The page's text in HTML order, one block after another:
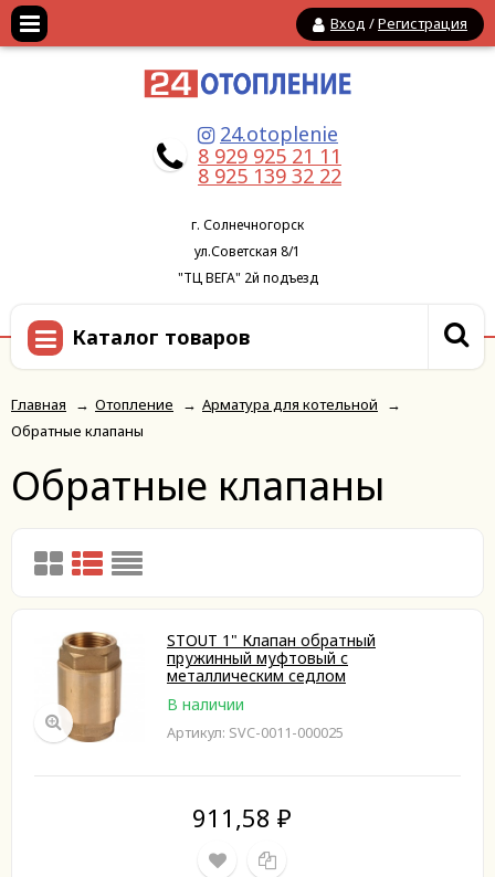
Вход /Регистрация
24.otoplenie
8 929 925 21 11
8 925 139 32 22
г. Солнечногорск
ул.Советская 8/1
"ТЦ ВЕГА" 2й подъезд
Каталог товаров
Главная → Отопление → Арматура для котельной
→
Обратные клапаны
Обратные клапаны
STOUT 1" Клапан обратный
пружинный муфтовый с
металлическим седлом
В наличии
Артикул: SVC-0011-000025
911,58 ₽